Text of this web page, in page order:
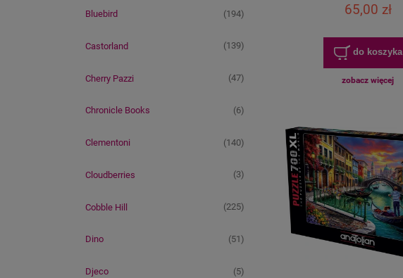
Bluebird (194)
Castorland (139)
Cherry Pazzi (47)
Chronicle Books (6)
Clementoni (140)
Cloudberries (3)
Cobble Hill (225)
Dino (51)
Djeco (5)
65,00 zł
do koszyka
zobacz więcej